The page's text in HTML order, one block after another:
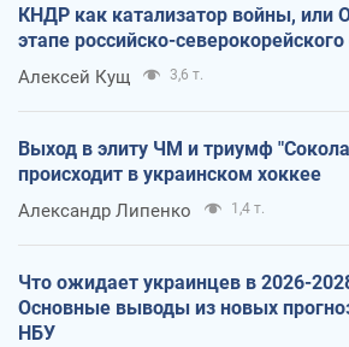
КНДР как катализатор войны, или
этапе российско-
Алексей Кущ 3,6 т.
Выход в элиту ЧМ и триумф
происходит в украинском хоккее
Александр Липенко 1,4 т.
Что ожидает украинцев в 2026-
Основные выводы из новых
НБУ